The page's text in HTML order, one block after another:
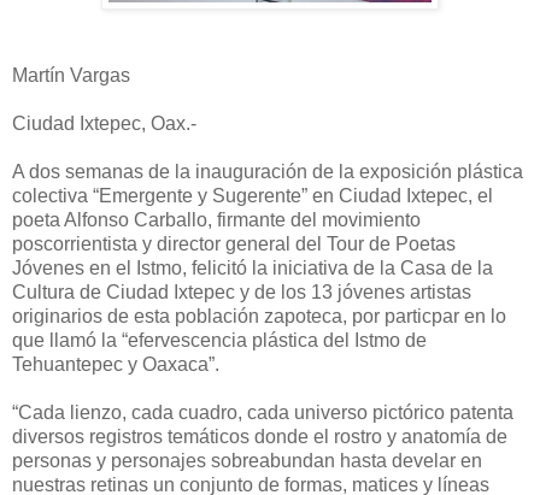
Martín Vargas
Ciudad Ixtepec, Oax.-
A dos semanas de la inauguración de la exposición plástica
colectiva “Emergente y Sugerente” en Ciudad Ixtepec, el
poeta Alfonso Carballo, firmante del movimiento
poscorrientista y director general del Tour de Poetas
Jóvenes en el Istmo, felicitó la iniciativa de la Casa de la
Cultura de Ciudad Ixtepec y de los 13 jóvenes artistas
originarios de esta población zapoteca, por particpar en lo
que llamó la “efervescencia plástica del Istmo de
Tehuantepec y Oaxaca”.
“Cada lienzo, cada cuadro, cada universo pictórico patenta
diversos registros temáticos donde el rostro y anatomía de
personas y personajes sobreabundan hasta develar en
nuestras retinas un conjunto de formas, matices y líneas